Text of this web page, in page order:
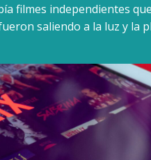
filmes independientes
saliendo a la luz y la